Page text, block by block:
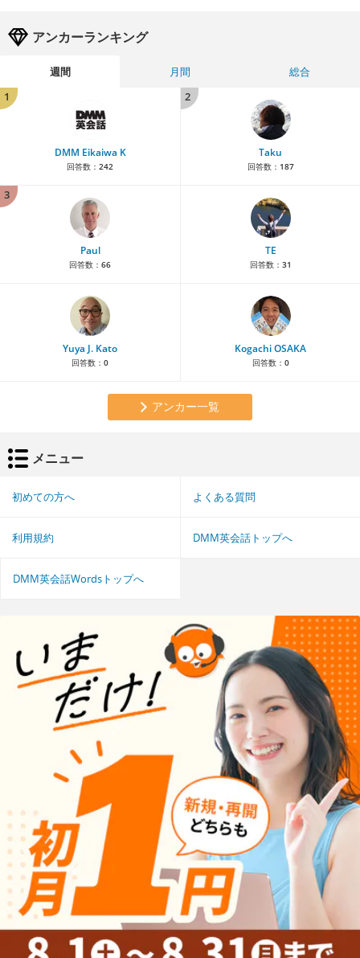
アンカーランキング
週間 月間
総合
1
DMM Eikaiwa K
回答数： 242
2
Taku
回答数： 187
3
Paul
回答数： 66
TE
回答数： 31
Yuya J. Kato
回答数： 0
Kogachi OSAKA
回答数： 0
アンカー一覧
メニュー
初めての方へ よくある質問
利用規約 DMM英会話トップへ
DMM英会話Wordsトップへ